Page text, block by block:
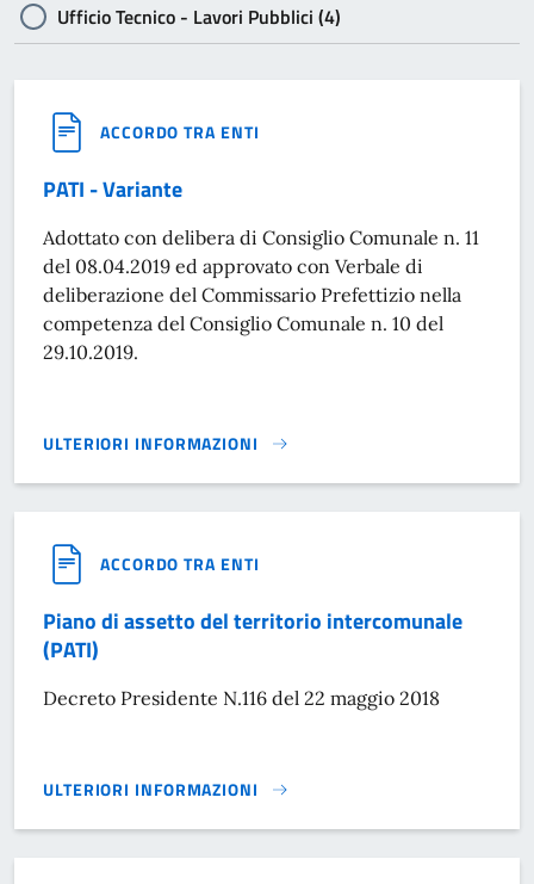
Ufficio Tecnico - Lavori Pubblici (4)
ACCORDO TRA ENTI
PATI - Variante
Adottato con delibera di Consiglio Comunale n. 11
del 08.04.2019 ed approvato con Verbale di
deliberazione del Commissario Prefettizio nella
competenza del Consiglio Comunale n. 10 del
29.10.2019.
ULTERIORI INFORMAZIONI
PATI - VARIANTE}
ACCORDO TRA ENTI
Piano di assetto del territorio intercomunale
(PATI)
Decreto Presidente N.116 del 22 maggio 2018
ULTERIORI INFORMAZIONI
PIANO DI ASSETTO DEL TERRITORIO INTERCOMUNALE